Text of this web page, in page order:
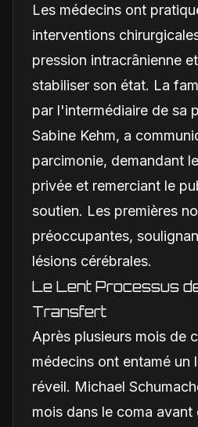
Les médecins ont
interventions
pression intracrânienne
stabiliser son état. La
par l'intermédiaire de sa
Sabine Kehm, a
parcimonie, demandant
privée et remerciant le
soutien. Les premières
préoccupantes,
lésions cérébrales.
Le Lent Processus
Transfert
Après plusieurs mois de
médecins ont entamé un
réveil. Michael
mois dans le coma avant